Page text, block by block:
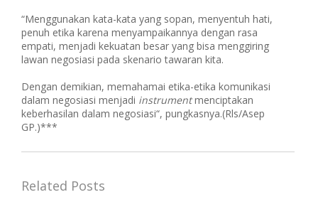
“Menggunakan kata-kata yang sopan, menyentuh hati,
penuh etika karena menyampaikannya dengan rasa
empati, menjadi kekuatan besar yang bisa menggiring
lawan negosiasi pada skenario tawaran kita.
Dengan demikian, memahamai etika-etika komunikasi
dalam negosiasi menjadi instrumentmenciptakan
keberhasilan dalam negosiasi“, pungkasnya.(Rls/Asep
GP.)***
Related Posts